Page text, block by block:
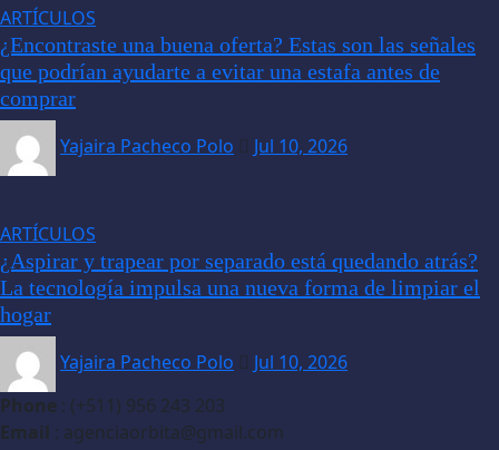
ARTÍCULOS
¿Encontraste una buena oferta? Estas son las señales
que podrían ayudarte a evitar una estafa antes de
comprar
Yajaira Pacheco Polo
Jul 10, 2026
ARTÍCULOS
¿Aspirar y trapear por separado está quedando atrás?
La tecnología impulsa una nueva forma de limpiar el
hogar
Yajaira Pacheco Polo
Jul 10, 2026
Phone : (+511) 956 243 203
Email : agenciaorbita@gmail.com